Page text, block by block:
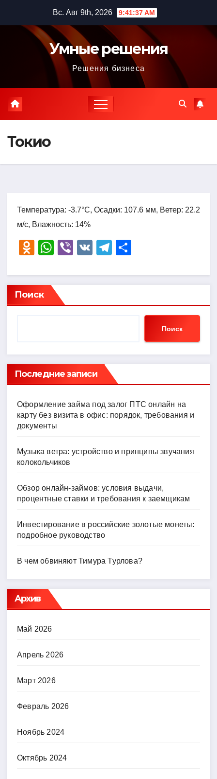
содержимому
Вс. Авг 9th, 2026 9:41:38 AM
Умные решения
Решения бизнеса
Токио
Температура: -3.7°C, Осадки: 107.6 мм, Ветер: 22.2
м/с, Влажность: 14%
O
n
o
kl
ni
ki
W
at
s
A
Vi
er
V
T
e
a
р
в
ть
Поиск
Поиск
Последние записи
Оформление займа под залог ПТС онлайн на
карту без визита в офис: порядок, требования и
документы
Музыка ветра: устройство и принципы звучания
колокольчиков
Обзор онлайн-займов: условия выдачи,
процентные ставки и требования к заемщикам
Инвестирование в российские золотые монеты:
подробное руководство
В чем обвиняют Тимура Турлова?
Архив
Май 2026
Апрель 2026
Март 2026
Февраль 2026
Ноябрь 2024
Октябрь 2024